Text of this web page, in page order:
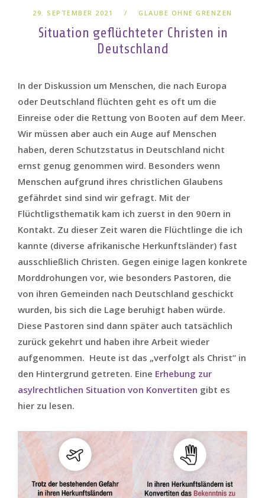
29. SEPTEMBER 2021 GLAUBE OHNE GRENZEN
Situation geflüchteter Christen in
Deutschland
In der Diskussion um Menschen, die nach Europa
oder Deutschland flüchten geht es oft um die
Einreise oder die Rettung von Booten auf dem Meer.
Wir müssen aber auch ein Auge auf Menschen
haben, deren Schutzstatus in Deutschland nicht
ernst genug genommen wird. Besonders wenn
Menschen aufgrund ihres christlichen Glaubens
gefährdet sind sind wir gefragt. Mit der
Flüchtligsthematik kam ich zuerst in den 90ern in
Kontakt. Zu dieser Zeit waren die Flüchtlinge die ich
kannte (diverse afrikanische Herkunftsländer) fast
ausschließlich Christen. Gegen einige lagen konkrete
Morddrohungen vor, wie besonders Pastoren, die
von ihren Gemeinden nach Deutschland geschickt
wurden, bis sich die Lage beruhigt haben würde.
Diese Pastoren sind dann später auch tatsächlich
zurück gekehrt und haben ihre Arbeit wieder
aufgenommen. Heute ist das „verfolgt als Christ“ in
den Hintergrund getreten. Eine Erhebung zur
asylrechtlichen Situation von Konvertiten gibt es
hier zu lesen.